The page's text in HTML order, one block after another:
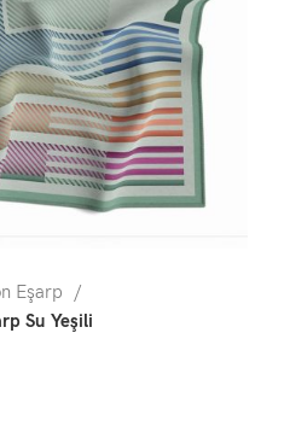
Eşarp
Su Yeşili